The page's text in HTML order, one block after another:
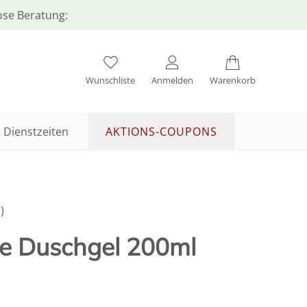
Beratung:
Wunschliste Anmelden Warenkorb
Dienstzeiten AKTIONS-COUPONS
Duschgel 200ml